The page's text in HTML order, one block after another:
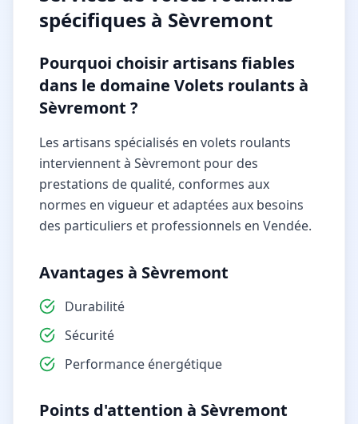
spécifiques à Sèvremont
Pourquoi choisir artisans fiables
dans le domaine Volets roulants à
Sèvremont ?
Les artisans spécialisés en volets roulants
interviennent à Sèvremont pour des
prestations de qualité, conformes aux
normes en vigueur et adaptées aux besoins
des particuliers et professionnels en Vendée.
Avantages à Sèvremont
Durabilité
Sécurité
Performance énergétique
Points d'attention à Sèvremont